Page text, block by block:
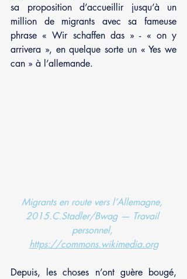
sa proposition d’accueillir jusqu’à un
million de migrants avec sa fameuse
phrase « Wir schaffen das » - « on y
arrivera », en quelque sorte un « Yes we
can » à l’allemande.
Migrants en route vers l’Allemagne,
2015.C.Stadler/Bwag — Travail
personnel,
https://commons.wikimedia.org
Depuis, les choses n’ont guère bougé,